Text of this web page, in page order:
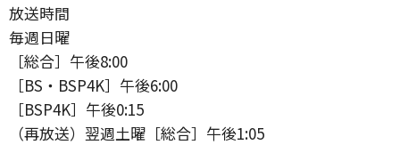
放送時間
毎週日曜
［総合］午後8:00
［BS・BSP4K］午後6:00
［BSP4K］午後0:15
（再放送）翌週土曜［総合］午後1:05